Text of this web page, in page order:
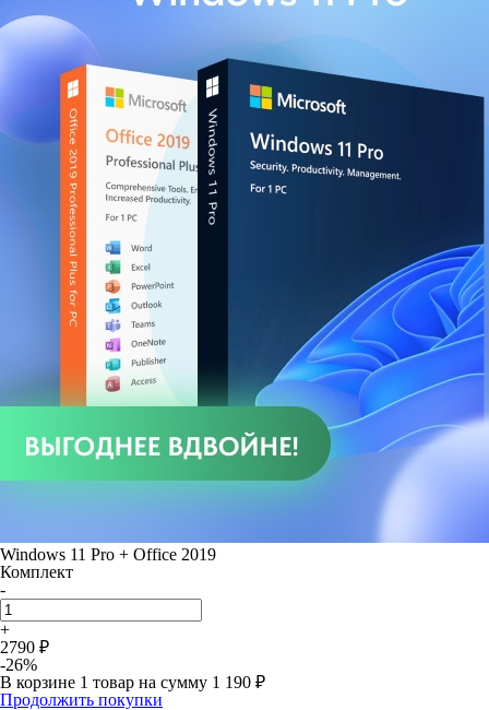
Windows 11 Pro + Office 2019
Комплект
-
+
2790 ₽
-26%
В корзине 1 товар на сумму 1 190 ₽
Продолжить покупки